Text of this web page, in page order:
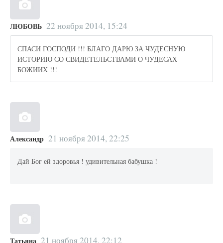
ЛЮБОВЬ 22 ноября 2014, 15:24
СПАСИ ГОСПОДИ !!! БЛАГО ДАРЮ ЗА ЧУДЕСНУЮ
ИСТОРИЮ СО СВИДЕТЕЛЬСТВАМИ О ЧУДЕСАХ
БОЖИИХ !!!
Александр 21 ноября 2014, 22:25
Дай Бог ей здоровья ! удивительная бабушка !
Татьяна 21 ноября 2014, 22:12